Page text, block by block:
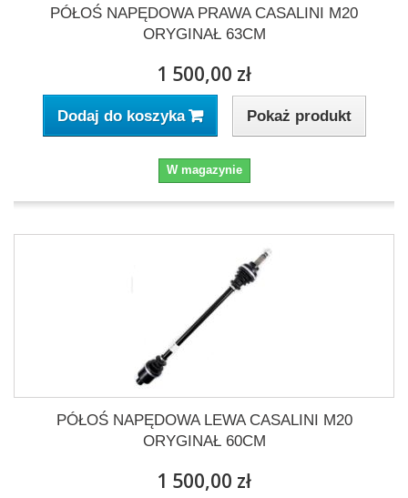
PÓŁOŚ NAPĘDOWA PRAWA CASALINI M20
ORYGINAŁ 63CM
1 500,00 zł
Dodaj do koszyka Pokaż produkt
W magazynie
PÓŁOŚ NAPĘDOWA LEWA CASALINI M20
ORYGINAŁ 60CM
1 500,00 zł